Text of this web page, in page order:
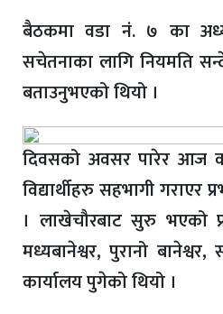
बैठकमा वडा नं. ७ का
सचेतनाका लागि नियमति
बताउनुभएको थियो ।
दिवसको अवसर पारेर आज
विद्यार्थीहरु सहभागी गराएर
। लाखेचौरबाट सुरु भएको
मध्यबानेश्वर, पुरानो
कार्यालय पुगेको थियो ।